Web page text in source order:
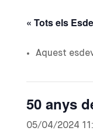
« Tots els
Aquest
50 anys
05/04/2024